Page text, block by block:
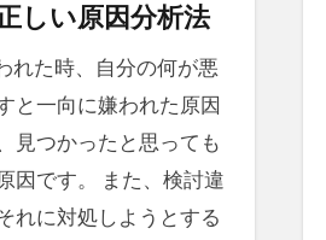
しい原因分析法
れた時、自分の何が悪
と一向に嫌われた原因
見つかったと思っても
因です。 また、検討違
れに対処しようとする